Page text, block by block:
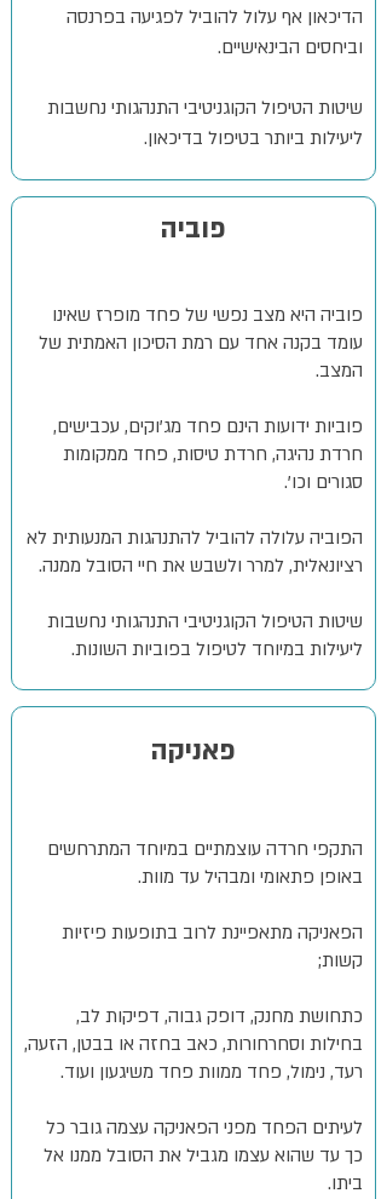
הדיכאון אף עלול להוביל לפגיעה בפרנסה
וביחסים הבינאישיים.
שיטות הטיפול הקוגניטיבי התנהגותי נחשבות
ליעילות ביותר בטיפול בדיכאון.
פוביה
פוביה היא מצב נפשי של פחד מופרז שאינו
עומד בקנה אחד עם רמת הסיכון האמתית של
המצב.
פוביות ידועות הינם פחד מג'וקים, עכבישים,
חרדת נהיגה, חרדת טיסות, פחד ממקומות
סגורים וכו'.
הפוביה עלולה להוביל להתנהגות המנעותית לא
רציונאלית, למרר ולשבש את חיי הסובל ממנה.
שיטות הטיפול הקוגניטיבי התנהגותי נחשבות
ליעילות במיוחד לטיפול בפוביות השונות.
פאניקה
התקפי חרדה עוצמתיים במיוחד המתרחשים
באופן פתאומי ומבהיל עד מוות.
הפאניקה מתאפיינת לרוב בתופעות פיזיות
קשות;
כתחושת מחנק, דופק גבוה, דפיקות לב,
בחילות וסחרחורות, כאב בחזה או בבטן, הזעה,
רעד, נימול, פחד ממוות פחד משיגעון ועוד.
לעיתים הפחד מפני הפאניקה עצמה גובר כל
כך עד שהוא עצמו מגביל את הסובל ממנו אל
ביתו.